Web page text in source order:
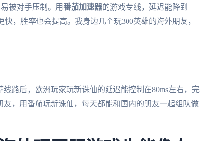
被对手压制。用番茄加速器的游戏专线，延迟能降到
，胜率也会提高。我身边几个玩300英雄的海外朋友，
路后，欧洲玩家玩新诛仙的延迟能控制在80ms左右，完
，用番茄玩新诛仙，每天都能和国内的朋友一起组队做